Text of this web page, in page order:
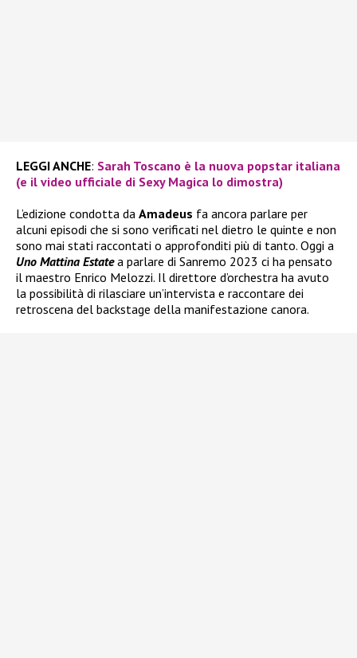
LEGGI ANCHE: Sarah Toscano è la nuova popstar italiana
(e il video ufficiale di Sexy Magica lo dimostra)
L’edizione condotta da Amadeus fa ancora parlare per
alcuni episodi che si sono verificati nel dietro le quinte e non
sono mai stati raccontati o approfonditi più di tanto. Oggi a
Uno Mattina Estatea parlare di Sanremo 2023 ci ha pensato
il maestro Enrico Melozzi. Il direttore d’orchestra ha avuto
la possibilità di rilasciare un’intervista e raccontare dei
retroscena del backstage della manifestazione canora.